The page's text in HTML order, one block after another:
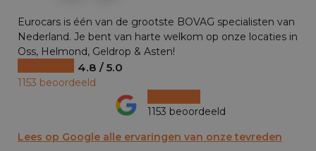
Eurocars is één van de grootste BOVAG specialisten van
Nederland. Je bent van harte welkom op onze locaties in
Oss, Helmond, Geldrop & Asten!
4.8 / 5.0
1153 beoordeeld
1153 beoordeeld
Lees op Google alle ervaringen van onze tevreden